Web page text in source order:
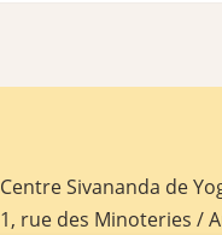
Centre Sivananda de
1, rue des Minoteries /